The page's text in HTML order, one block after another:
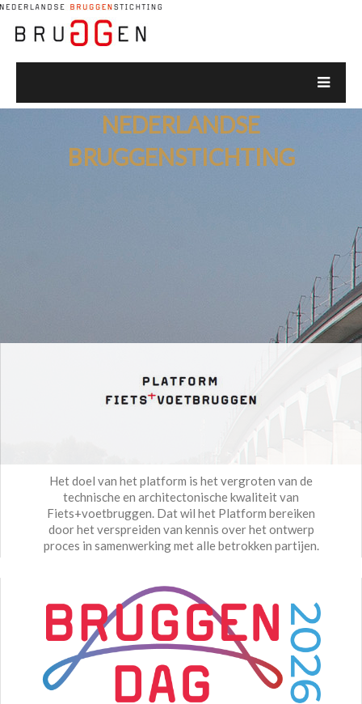
NEDERLANDSE
BRUGGENSTICHTING
Het doel van het platform is het vergroten van de
technische en architectonische kwaliteit van
Fiets+voetbruggen. Dat wil het Platform bereiken
door het verspreiden van kennis over het ontwerp
proces in samenwerking met alle betrokken partijen.